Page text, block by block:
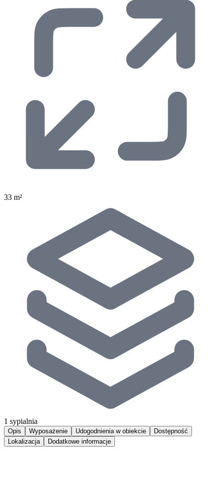
33 m²
1 sypialnia
Opis Wyposażenie Udogodnienia w obiekcie
Dostępność
Lokalizacja
Dodatkowe informacje